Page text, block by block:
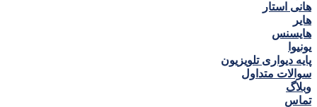
هانی استار
هایر
هایسنس
یونیوا
پایه دیواری تلویزیون
سوالات متداول
وبلاگ
تماس